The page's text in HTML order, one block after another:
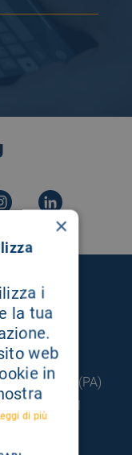
Cefalù (PA)
+39 0921
×
i
la tua
web
in
di più